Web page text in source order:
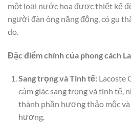
một loại nước hoa được thiết kế
người đàn ông năng động, có gu
do.
Đặc điểm chính của phong cách
Sang trọng và Tinh tế:Lacoste
cảm giác sang trọng và tinh tế,
thành phần hương thảo mộc
hương.